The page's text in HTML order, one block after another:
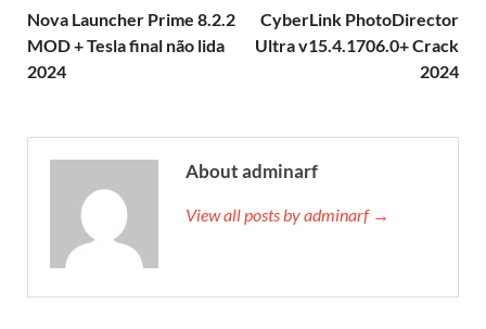
Nova Launcher Prime 8.2.2
MOD + Tesla final não lida
2024
CyberLink PhotoDirector
Ultra v15.4.1706.0+ Crack
2024
About adminarf
View all posts by adminarf →